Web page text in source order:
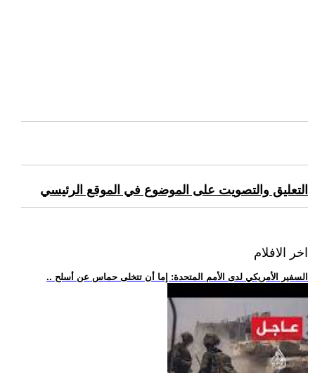
التعليق والتصويت على الموضوع في الموقع الرئيسي
اخر الافلام
.. السفير الأمريكي لدى الأمم المتحدة: إما أن تتخلى حماس عن أسلح